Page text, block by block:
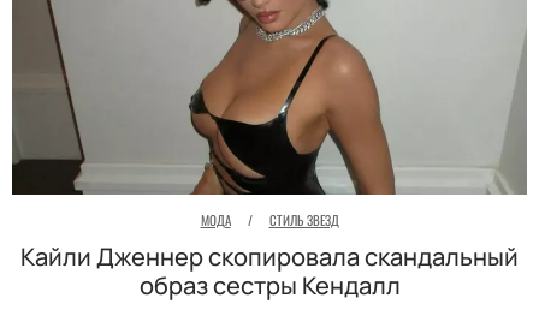
МОДА / СТИЛЬ ЗВЕЗД
Кайли Дженнер скопировала скандальный
образ сестры Кендалл